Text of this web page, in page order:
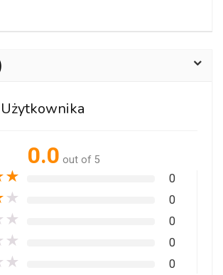
0.0 out of 5
★ 0
★ 0
★ 0
★ 0
★ 0